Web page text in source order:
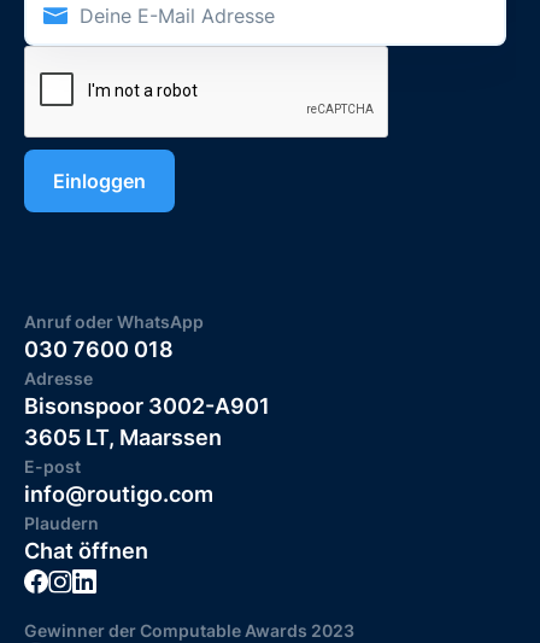
Anruf oder WhatsApp
030 7600 018
Adresse
Bisonspoor 3002-A901
3605 LT, Maarssen
E-post
info@routigo.com
Plaudern
Chat öffnen
Gewinner der Computable Awards 2023